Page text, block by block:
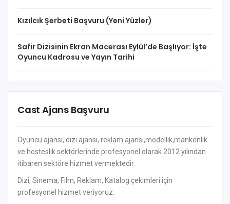
Kızılcık Şerbeti Başvuru (Yeni Yüzler)
Safir Dizisinin Ekran Macerası Eylül’de Başlıyor: İşte
Oyuncu Kadrosu ve Yayın Tarihi
Cast Ajans Başvuru
Oyuncu ajansı, dizi ajansı, reklam ajansı,modellik,mankenlik
ve hosteslik sektörlerinde profesyonel olarak 2012 yılından
itibaren sektöre hizmet vermektedir.
Dizi, Sinema, Film, Reklam, Katalog çekimleri için
profesyonel hizmet veriyoruz.